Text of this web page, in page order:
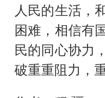
人民的生活，
困难，相信有
民的同心协力
破重重阻力，